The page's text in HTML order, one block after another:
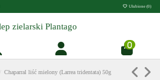
Ulubione (0)
0
Chaparral liść mielony (Larrea tridentata) 50g